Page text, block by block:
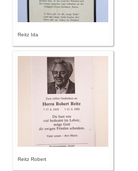
Reitz Ida
Reitz Robert